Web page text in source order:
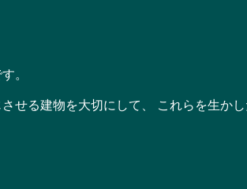
。
せる建物を大切にして、 これらを生か